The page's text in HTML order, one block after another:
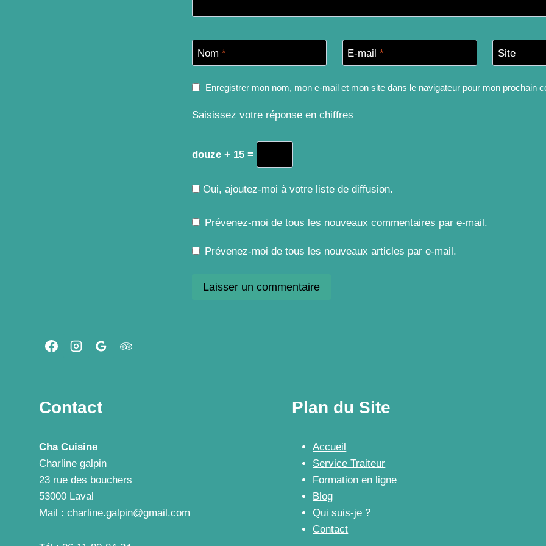
Nom * E-mail * Site
Enregistrer mon nom, mon e-mail et mon site dans le navigateur pour mon prochain
Saisissez votre réponse en chiffres
douze + 15 =
Oui, ajoutez-moi à votre liste de diffusion.
Prévenez-moi de tous les nouveaux commentaires par e-mail.
Prévenez-moi de tous les nouveaux articles par e-mail.
Contact
Cha Cuisine
Charline galpin
23 rue des bouchers
53000 Laval
Mail : charline.galpin@gmail.com
Plan du Site
Accueil
Service Traiteur
Formation en ligne
Blog
Qui suis-je ?
Contact